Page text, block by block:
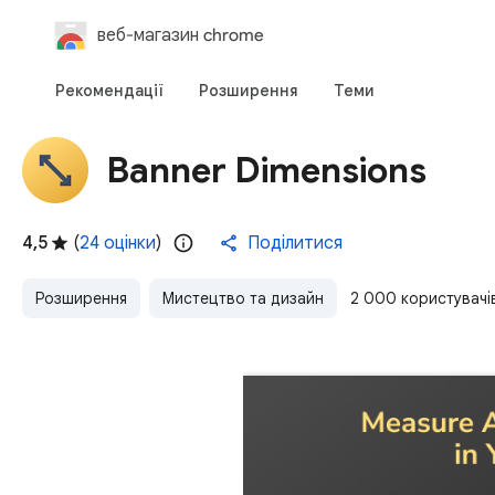
веб-магазин chrome
Рекомендації Розширення Теми
Banner Dimensions
4,5 (24 оцінки) Поділитися
Розширення Мистецтво та дизайн 2 000